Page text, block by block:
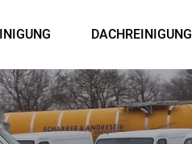
DACHREINIGUNG